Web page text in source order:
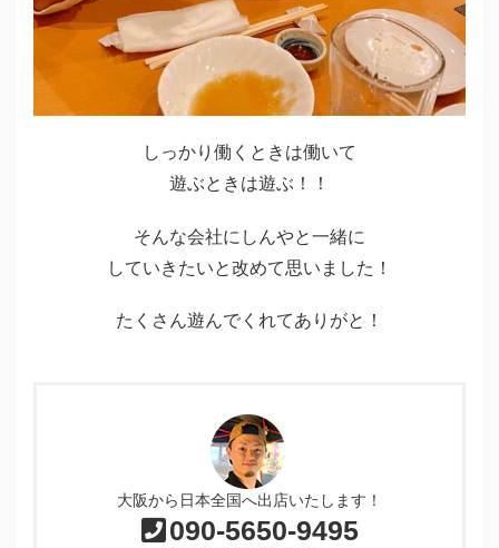
しっかり働くときは働いて
遊ぶときは遊ぶ！！
そんな会社にしんやと一緒に
していきたいと改めて思いました！
たくさん遊んでくれてありがと！
大阪から日本全国へ出店いたします！
090-5650-9495